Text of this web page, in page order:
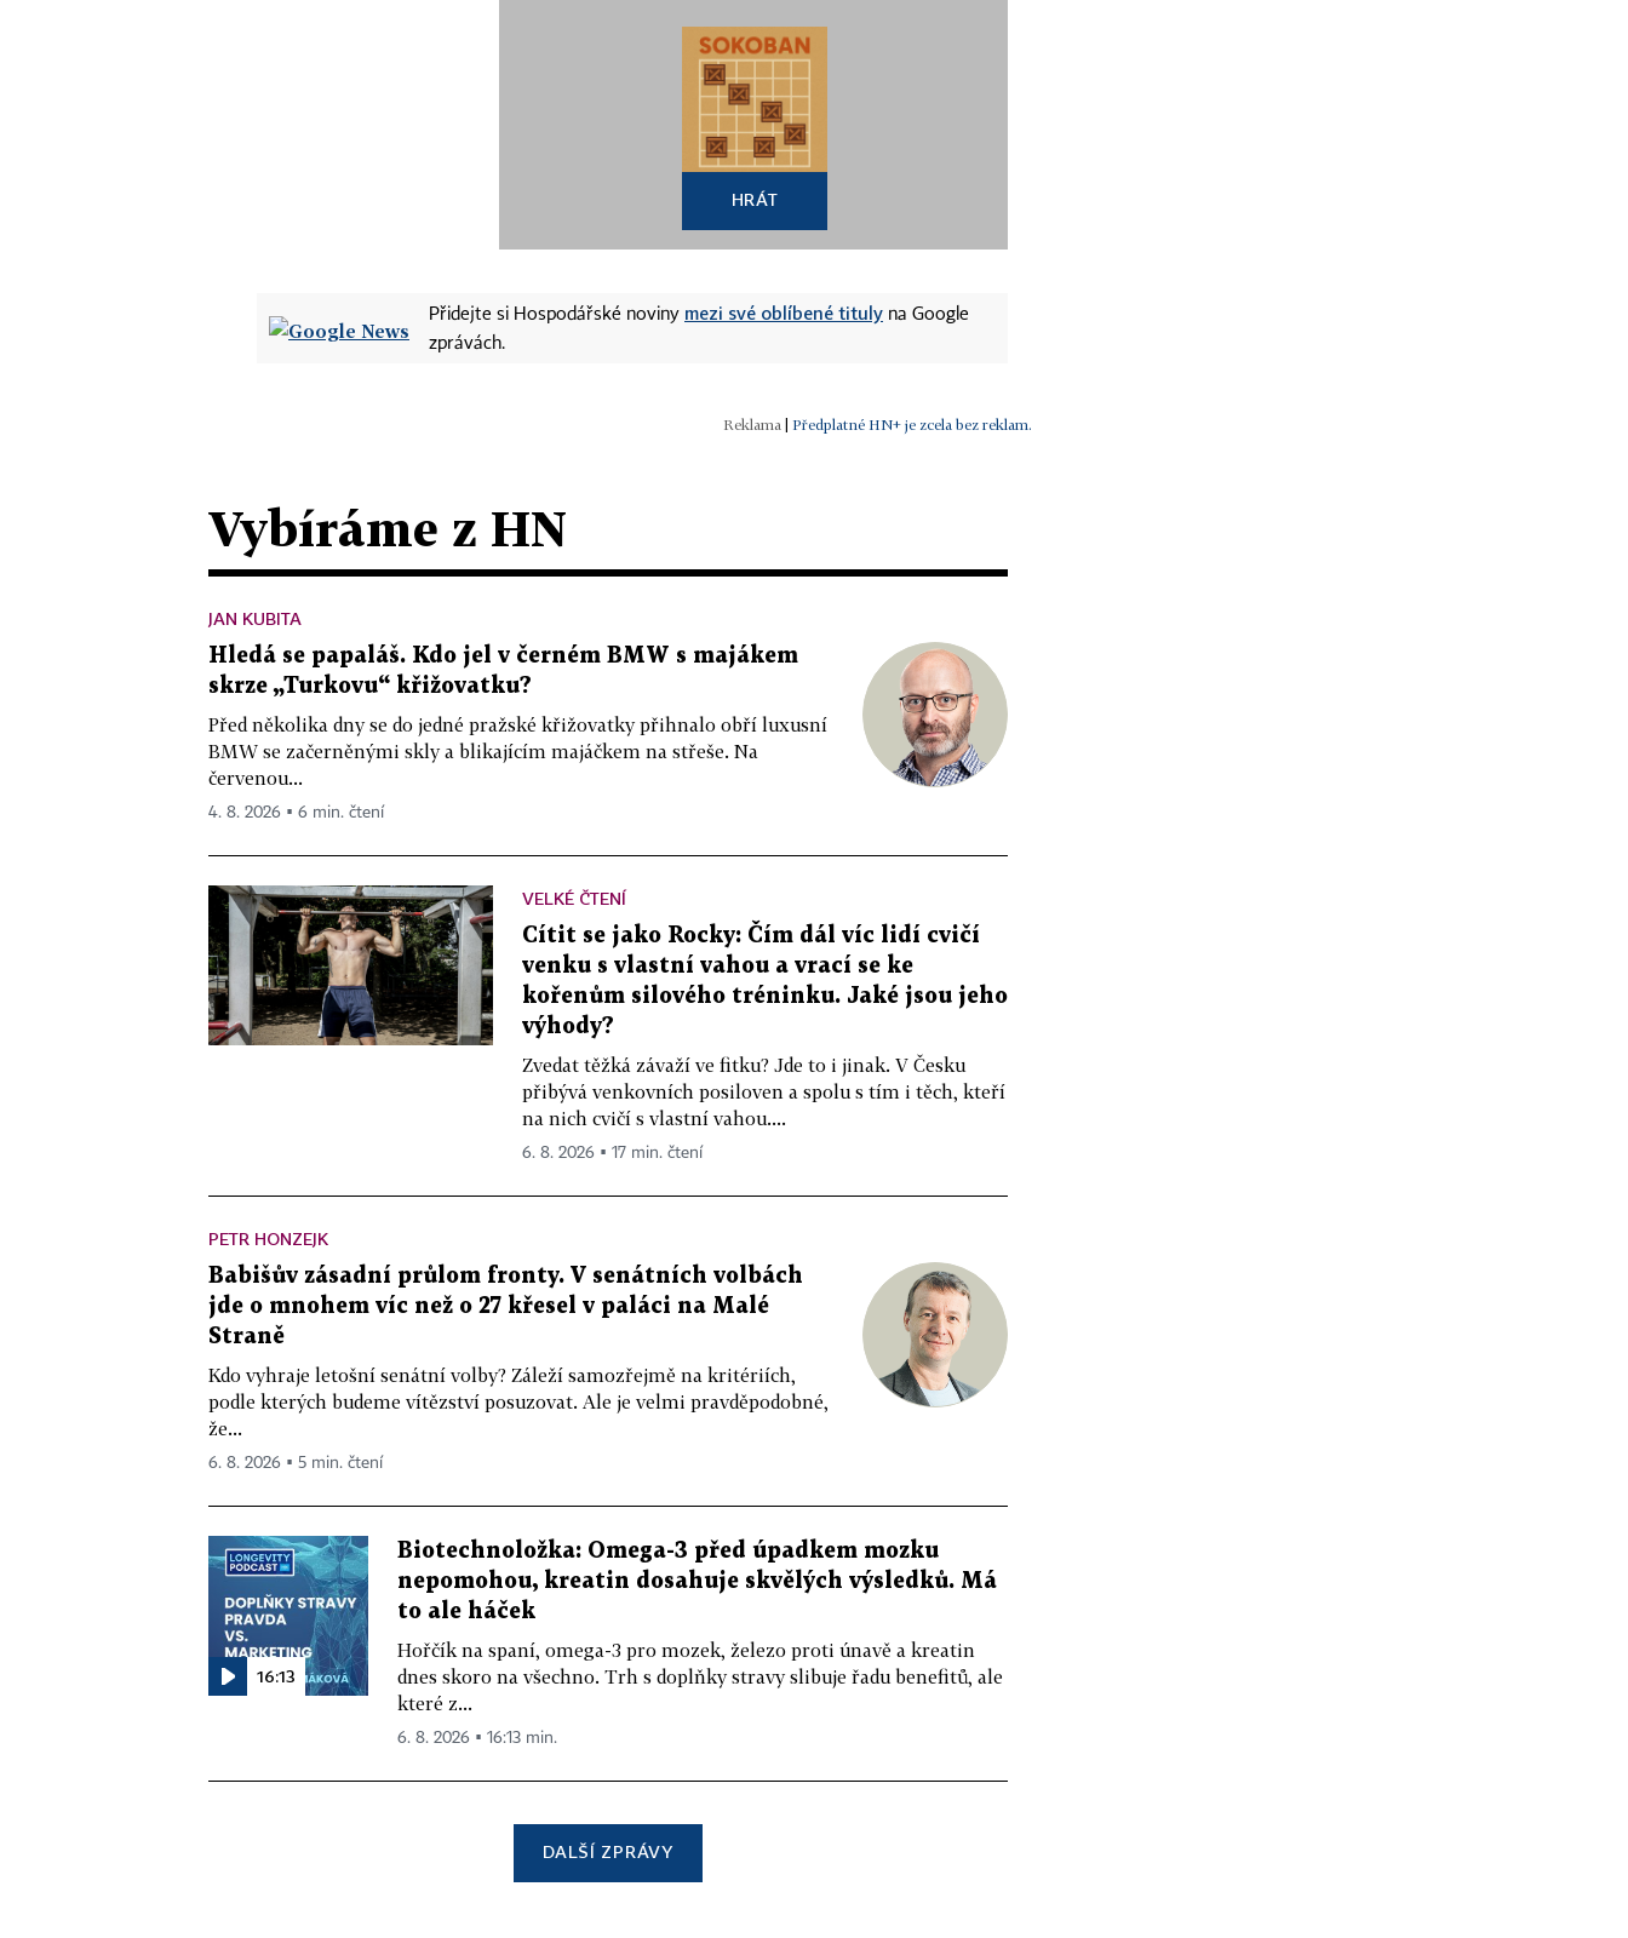
HRÁT
Přidejte si Hospodářské noviny mezi své oblíbené tituly na Google
zprávách.
Předplatné HN+ je zcela bez reklam.
Vybíráme z HN
JAN KUBITA
Hledá se papaláš. Kdo jel v černém BMW s majákem
skrze „Turkovu“ křižovatku?
Před několika dny se do jedné pražské křižovatky přihnalo obří luxusní
BMW se začerněnými skly a blikajícím majáčkem na střeše. Na
červenou...
4. 8. 2026 ▪ 6 min. čtení
VELKÉ ČTENÍ
Cítit se jako Rocky: Čím dál víc lidí cvičí
venku s vlastní vahou a vrací se ke
kořenům silového tréninku. Jaké jsou jeho
výhody?
Zvedat těžká závaží ve fitku? Jde to i jinak. V Česku
přibývá venkovních posiloven a spolu s tím i těch, kteří
na nich cvičí s vlastní vahou....
6. 8. 2026 ▪ 17 min. čtení
PETR HONZEJK
Babišův zásadní průlom fronty. V senátních volbách
jde o mnohem víc než o 27 křesel v paláci na Malé
Straně
Kdo vyhraje letošní senátní volby? Záleží samozřejmě na kritériích,
podle kterých budeme vítězství posuzovat. Ale je velmi pravděpodobné,
že...
6. 8. 2026 ▪ 5 min. čtení
16:13
Biotechnoložka: Omega-3 před úpadkem mozku
nepomohou, kreatin dosahuje skvělých výsledků. Má
to ale háček
Hořčík na spaní, omega-3 pro mozek, železo proti únavě a kreatin
dnes skoro na všechno. Trh s doplňky stravy slibuje řadu benefitů, ale
které z...
6. 8. 2026 ▪ 16:13 min.
DALŠÍ ZPRÁVY